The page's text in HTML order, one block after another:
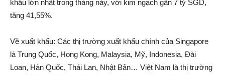
khẩu lớn nhất trong tháng này, với kim ngạch gần 7 tỷ SGD,
tăng 41,55%.
Về xuất khẩu: Các thị trường xuất khẩu chính của Singapore
là Trung Quốc, Hong Kong, Malaysia, Mỹ, Indonesia, Đài
Loan, Hàn Quốc, Thái Lan, Nhật Bản… Việt Nam là thị trường